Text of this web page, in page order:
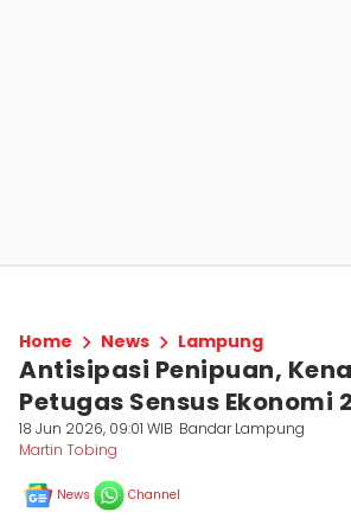
Home News Lampung
Antisipasi Penipuan,
Petugas Sensus Ekonomi
18 Jun 2026, 09:01 WIB Bandar Lampung
Martin Tobing
News Channel